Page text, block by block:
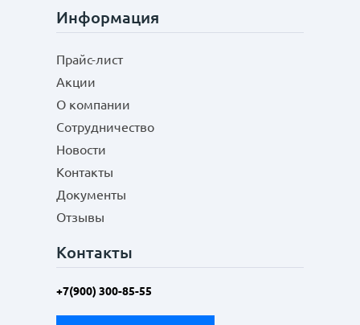
Информация
Прайс-лист
Акции
О компании
Сотрудничество
Новости
Контакты
Документы
Отзывы
Контакты
+7(900) 300-85-55